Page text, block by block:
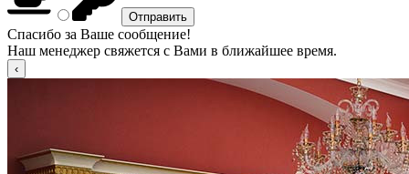
Спасибо за Ваше сообщение!
Наш менеджер свяжется с Вами в ближайшее время.